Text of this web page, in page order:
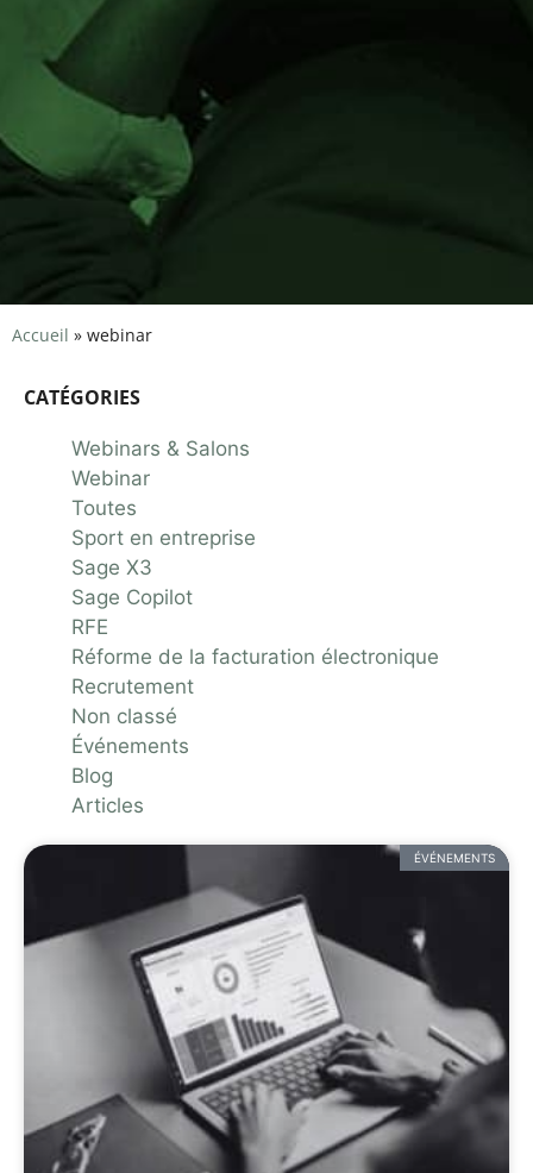
Accueil » webinar
CATÉGORIES
Webinars & Salons
Webinar
Toutes
Sport en entreprise
Sage X3
Sage Copilot
RFE
Réforme de la facturation électronique
Recrutement
Non classé
Événements
Blog
Articles
ÉVÉNEMENTS